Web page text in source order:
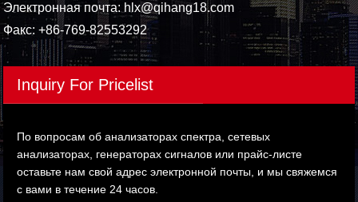
Электронная почта: hlx@qihang18.com
Факс: +86-769-82553292
Inquiry For Pricelist
По вопросам об анализаторах спектра, сетевых
анализаторах, генераторах сигналов или прайс-листе
оставьте нам свой адрес электронной почты, и мы свяжемся
с вами в течение 24 часов.